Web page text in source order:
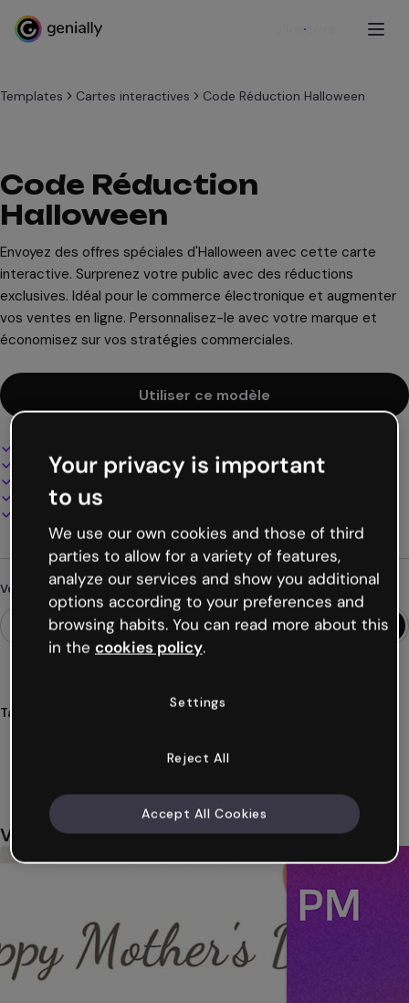
S'inscrire
Templates Cartes interactives Code Réduction Halloween
Code Réduction
Halloween
Envoyez des offres spéciales d'Halloween avec cette carte
interactive. Surprenez votre public avec des réductions
exclusives. Idéal pour le commerce électronique et augmenter
vos ventes en ligne. Personnalisez-le avec votre marque et
économisez sur vos stratégies commerciales.
Utiliser ce modèle
100% personnalisable
Ajoutez audio, vidéo et multimédia
Présentez, partagez ou publiez en ligne
Vous cherchez autre chose ?
Tags
Vous aimerez aussi
Your privacy is important
to us
We use our own cookies and those of third
parties to allow for a variety of features,
analyze our services and show you additional
options according to your preferences and
browsing habits. You can read more about this
in the cookies policy.
Settings
Reject All
Accept All Cookies